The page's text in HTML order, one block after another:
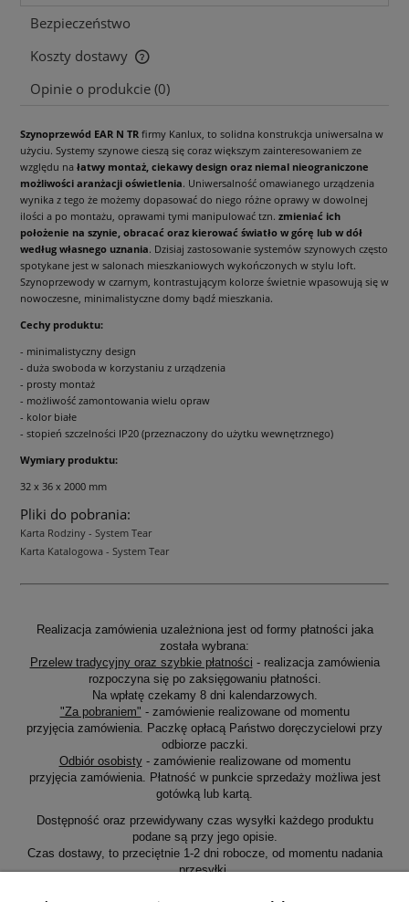
Bezpieczeństwo
Koszty dostawy
Cena nie zawiera ewentualnych kosztów płatności
Opinie o produkcie (0)
Szynoprzewód EAR N TR firmy Kanlux, to solidna konstrukcja uniwersalna w
użyciu. Systemy szynowe cieszą się coraz większym zainteresowaniem ze
względu na łatwy montaż, ciekawy design oraz niemal nieograniczone
możliwości aranżacji oświetlenia. Uniwersalność omawianego urządzenia
wynika z tego że możemy dopasować do niego różne oprawy w dowolnej
ilości a po montażu, oprawami tymi manipulować tzn. zmieniać ich
położenie na szynie, obracać oraz kierować światło w górę lub w dół
według własnego uznania. Dzisiaj zastosowanie systemów szynowych często
spotykane jest w salonach mieszkaniowych wykończonych w stylu loft.
Szynoprzewody w czarnym, kontrastującym kolorze świetnie wpasowują się w
nowoczesne, minimalistyczne domy bądź mieszkania.
Cechy produktu:
- minimalistyczny design
- duża swoboda w korzystaniu z urządzenia
- prosty montaż
- możliwość zamontowania wielu opraw
- kolor białe
- stopień szczelności IP20 (przeznaczony do użytku wewnętrznego)
Wymiary produktu:
32 x 36 x 2000 mm
Pliki do pobrania:
Karta Rodziny - System Tear
Karta Katalogowa - System Tear
Realizacja zamówienia uzależniona jest od formy płatności jaka
została wybrana:
Przelew tradycyjny oraz szybkie płatności - realizacja zamówienia
rozpoczyna się po zaksięgowaniu płatności.
Na wpłatę czekamy 8 dni kalendarzowych.
"Za pobraniem" - zamówienie realizowane od momentu
przyjęcia zamówienia. Paczkę opłacą Państwo doręczycielowi przy
odbiorze paczki.
Odbiór osobisty- zamówienie realizowane od momentu
przyjęcia zamówienia. Płatność w punkcie sprzedaży możliwa jest
gotówką lub kartą.
Dostępność oraz przewidywany czas wysyłki każdego produktu
podane są przy jego opisie.
Czas dostawy, to przeciętnie 1-2 dni robocze, od momentu nadania
przesyłki.